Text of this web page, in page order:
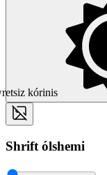
kórinis
Shrift ólshemi